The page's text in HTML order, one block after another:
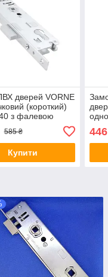
дверей VORNE
(короткий)
з фалевою
585 ₴
Купити
446